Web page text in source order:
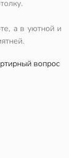
а в уютной и
вопрос